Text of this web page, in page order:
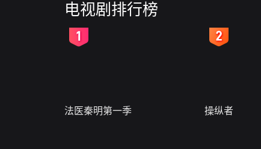
电视剧排行榜
法医秦明第一季 操纵者